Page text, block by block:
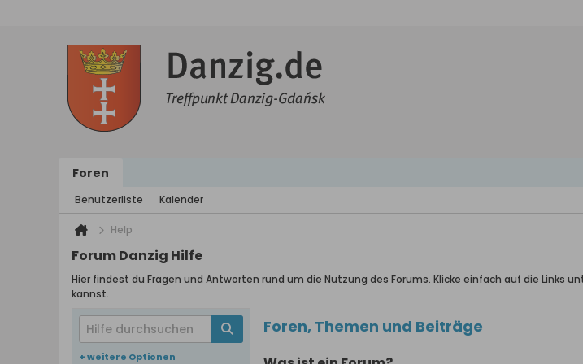
Foren
Benutzerliste Kalender
Help
Forum Danzig Hilfe
Hier findest du Fragen und Antworten rund um die Nutzung des Forums. Klicke einfach auf die
kannst.
+ weitere Optionen
Foren, Themen und Beiträge